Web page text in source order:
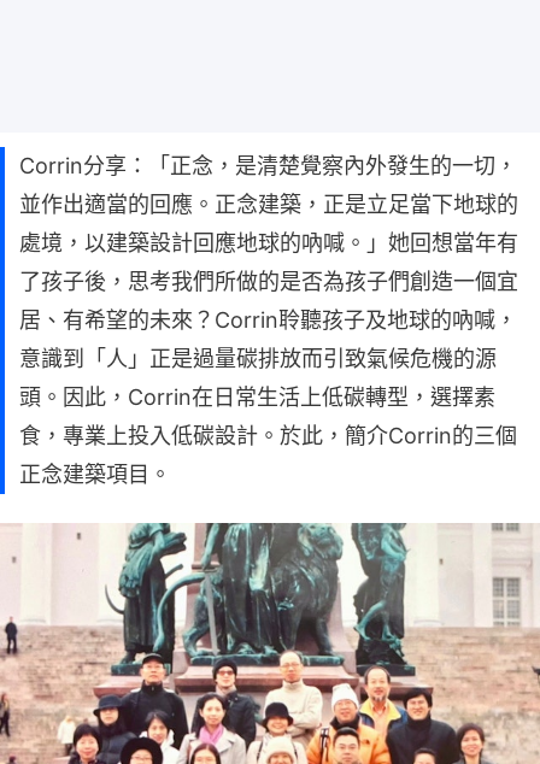
Corrin分享：「正念，是清楚覺察內外發生的一切，
並作出適當的回應。正念建築，正是立足當下地球的
處境，以建築設計回應地球的吶喊。」她回想當年有
了孩子後，思考我們所做的是否為孩子們創造一個宜
居、有希望的未來？Corrin聆聽孩子及地球的吶喊，
意識到「人」正是過量碳排放而引致氣候危機的源
頭。因此，Corrin在日常生活上低碳轉型，選擇素
食，專業上投入低碳設計。於此，簡介Corrin的三個
正念建築項目。